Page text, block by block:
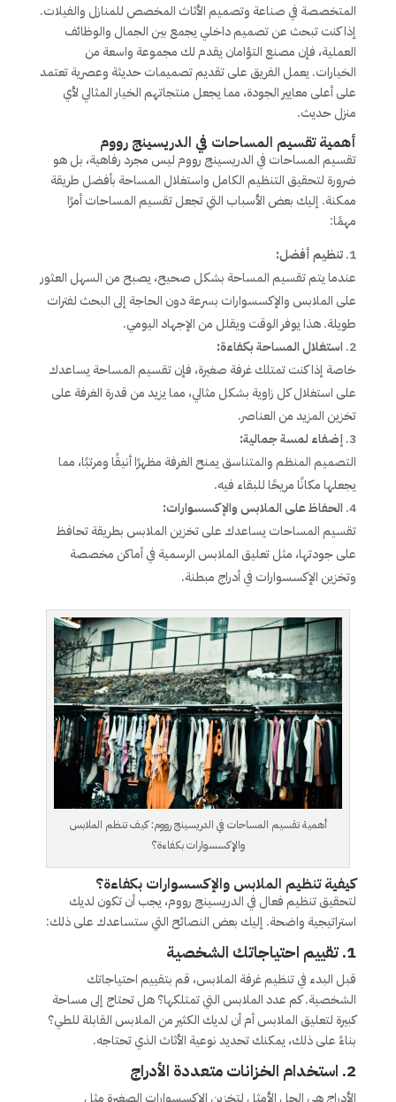
المتخصصة في صناعة وتصميم الأثاث المخصص للمنازل والفيلات.
إذا كنت تبحث عن تصميم داخلي يجمع بين الجمال والوظائف
العملية، فإن مصنع التؤامان يقدم لك مجموعة واسعة من
الخيارات. يعمل الفريق على تقديم تصميمات حديثة وعصرية تعتمد
على أعلى معايير الجودة، مما يجعل منتجاتهم الخيار المثالي لأي
منزل حديث.
أهمية تقسيم المساحات في الدريسينج رووم
تقسيم المساحات في الدريسينج رووم ليس مجرد رفاهية، بل هو
ضرورة لتحقيق التنظيم الكامل واستغلال المساحة بأفضل طريقة
ممكنة. إليك بعض الأسباب التي تجعل تقسيم المساحات أمرًا
مهمًا:
تنظيم أفضل:
عندما يتم تقسيم المساحة بشكل صحيح، يصبح من السهل العثور
على الملابس والإكسسوارات بسرعة دون الحاجة إلى البحث لفترات
طويلة. هذا يوفر الوقت ويقلل من الإجهاد اليومي.
استغلال المساحة بكفاءة:
خاصة إذا كنت تمتلك غرفة صغيرة، فإن تقسيم المساحة يساعدك
على استغلال كل زاوية بشكل مثالي، مما يزيد من قدرة الغرفة على
تخزين المزيد من العناصر.
إضفاء لمسة جمالية:
التصميم المنظم والمتناسق يمنح الغرفة مظهرًا أنيقًا ومرتبًا، مما
يجعلها مكانًا مريحًا للبقاء فيه.
الحفاظ على الملابس والإكسسوارات:
تقسيم المساحات يساعدك على تخزين الملابس بطريقة تحافظ
على جودتها، مثل تعليق الملابس الرسمية في أماكن مخصصة
وتخزين الإكسسوارات في أدراج مبطنة.
أهمية تقسيم المساحات في الدريسينج رووم: كيف تنظم الملابس
والإكسسوارات بكفاءة؟
كيفية تنظيم الملابس والإكسسوارات بكفاءة؟
لتحقيق تنظيم فعال في الدريسينج رووم، يجب أن تكون لديك
استراتيجية واضحة. إليك بعض النصائح التي ستساعدك على ذلك:
1. تقييم احتياجاتك الشخصية
قبل البدء في تنظيم غرفة الملابس، قم بتقييم احتياجاتك
الشخصية. كم عدد الملابس التي تمتلكها؟ هل تحتاج إلى مساحة
كبيرة لتعليق الملابس أم أن لديك الكثير من الملابس القابلة للطي؟
بناءً على ذلك، يمكنك تحديد نوعية الأثاث الذي تحتاجه.
2. استخدام الخزانات متعددة الأدراج